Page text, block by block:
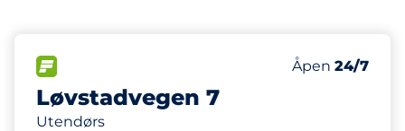
Løvstadvegen 7
Utendørs
Antall
163
Åpen 24/7